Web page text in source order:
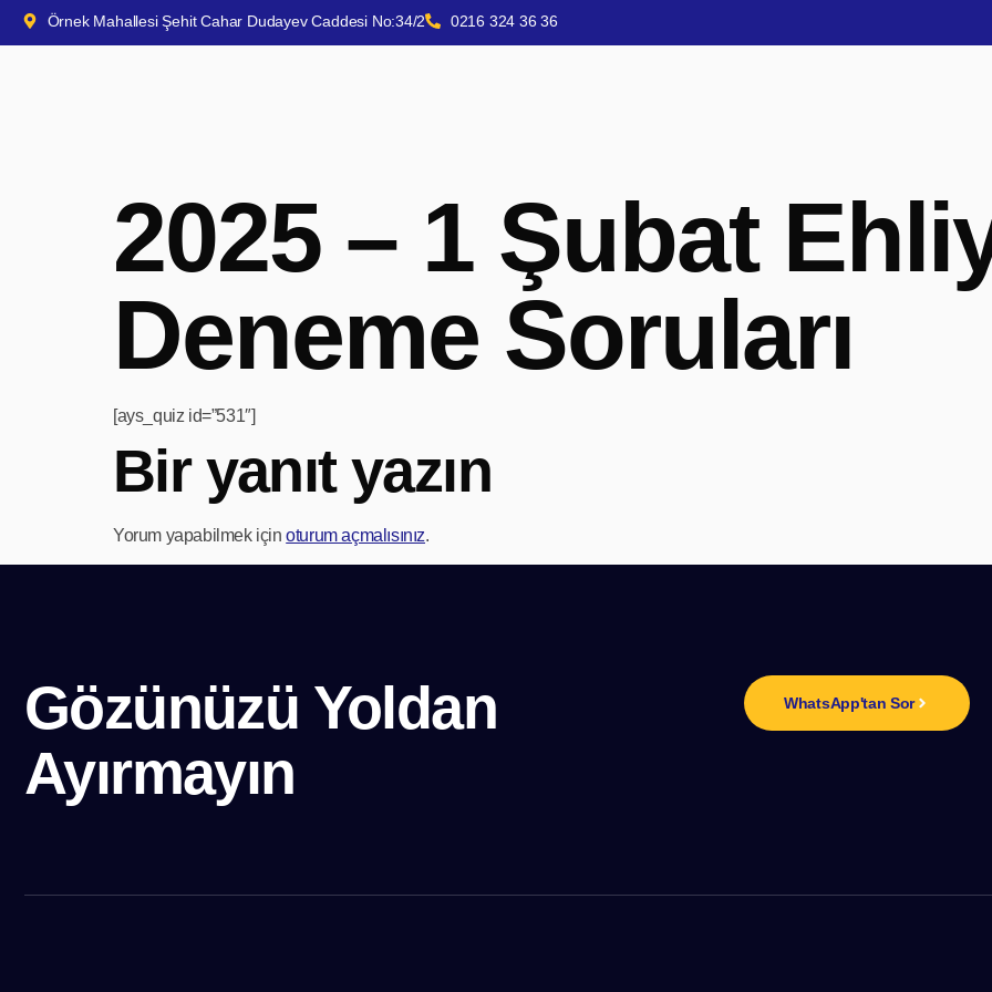
Örnek Mahallesi Şehit Cahar Dudayev Caddesi No:34/2 0216 324 36 36
2025 – 1 Şubat
Deneme Soruları
[ays_quiz id=”531″]
Bir yanıt yazın
Yorum yapabilmek içinoturum açmalısınız.
Gözünüzü Yoldan
Ayırmayın
WhatsApp'tan Sor